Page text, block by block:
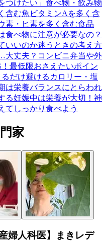
つけたい」食べ物・飲み物
含む魚 ビタミンAを多く含
素・ヒ素を多く含む食品
食べ物に注意が必要なの？
いいのか迷うときの考え方
大丈夫？ コンビニ弁当や外
最低限おさえたいポイン
だけ避ける カロリー・塩
は栄養バランスにとらわれ
る妊娠中は栄養が大切！神
てしっかり食べよう
家
婦人科医】まきレデ